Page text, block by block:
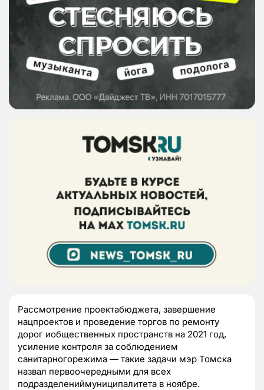
Рассмотрение проектабюджета, завершение
нацпроектов и проведение торгов по ремонту
дорог иобщественных пространств на 2021 год,
усиление контроля за соблюдением
санитарногорежима — такие задачи мэр Томска
назвал первоочередными для всех
подразделениймуниципалитета в ноябре.